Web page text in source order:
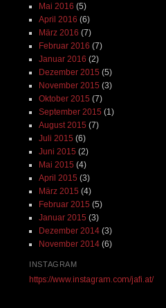
Mai 2016 (5)
April 2016 (6)
März 2016 (7)
Februar 2016 (7)
Januar 2016 (2)
Dezember 2015 (5)
November 2015 (3)
Oktober 2015 (7)
September 2015 (1)
August 2015 (7)
Juli 2015 (6)
Juni 2015 (2)
Mai 2015 (4)
April 2015 (3)
März 2015 (4)
Februar 2015 (5)
Januar 2015 (3)
Dezember 2014(3)
November 2014(6)
INSTAGRAM
https://www.instagram.com/jafi.at/